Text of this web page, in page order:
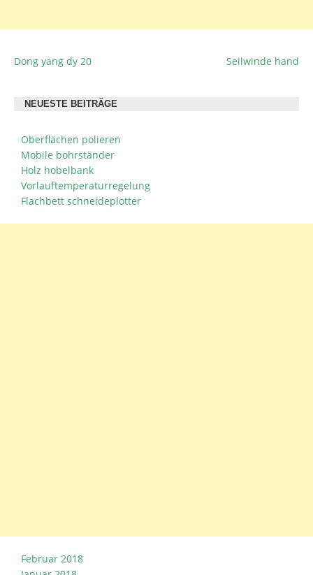
BEITRAGSNAVIGATION
Dong yang dy 20 Seilwinde hand
NEUESTE BEITRÄGE
Oberflächen polieren
Mobile bohrständer
Holz hobelbank
Vorlauftemperaturregelung
Flachbett schneideplotter
Februar 2018